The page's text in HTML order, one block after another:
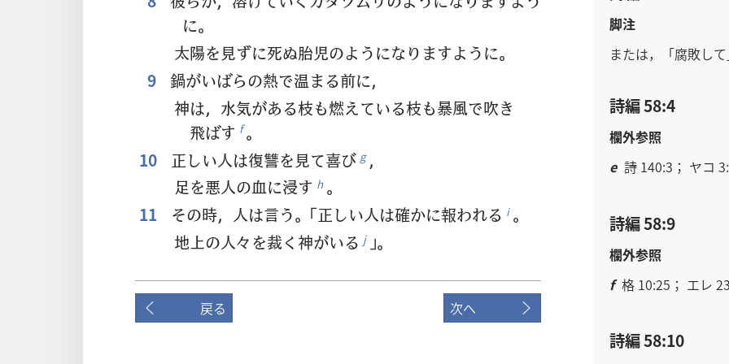
に。
太陽を見ずに死ぬ胎児のようになりますように。
9
鍋がいばらの熱で温まる前に，
神は，水気がある枝も燃えている枝も暴風で吹き
飛ばす f 。
10
正しい人は復讐を見て喜び g ，
足を悪人の血に浸す h 。
11
その時，人は言う。「正しい人は確かに報われる i 。
地上の人々を裁く神がいる j 」。
戻る 次へ
脚注
または，「腐敗して
詩編 58:4
欄外参照
e 詩 140:3； ヤコ
詩編 58:9
欄外参照
f 格 10:25； エレ
詩編 58:10